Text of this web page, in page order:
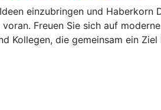
einzubringen und
Freuen Sie sich auf
Kollegen, die gemeinsam ein